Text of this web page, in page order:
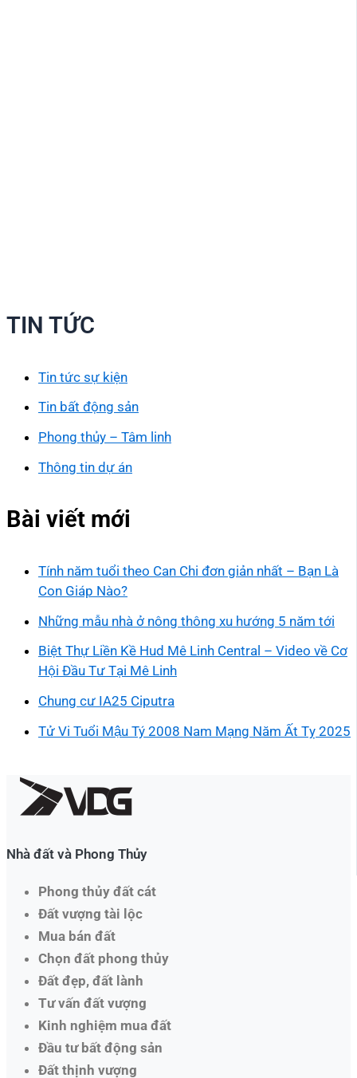
TIN TỨC
Tin tức sự kiện
Tin bất động sản
Phong thủy – Tâm linh
Thông tin dự án
Bài viết mới
Tính năm tuổi theo Can Chi đơn giản nhất – Bạn Là
Con Giáp Nào?
Những mẫu nhà ở nông thông xu hướng 5 năm tới
Biệt Thự Liền Kề Hud Mê Linh Central – Video về Cơ
Hội Đầu Tư Tại Mê Linh
Chung cư IA25 Ciputra
Tử Vi Tuổi Mậu Tý 2008 Nam Mạng Năm Ất Tỵ 2025
Nhà đất và Phong Thủy
Phong thủy đất cát
Đất vượng tài lộc
Mua bán đất
Chọn đất phong thủy
Đất đẹp, đất lành
Tư vấn đất vượng
Kinh nghiệm mua đất
Đầu tư bất động sản
Đất thịnh vượng